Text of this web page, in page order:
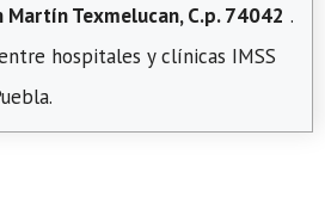
Martín Texmelucan, C.p. 74042 .
hospitales y clínicas IMSS